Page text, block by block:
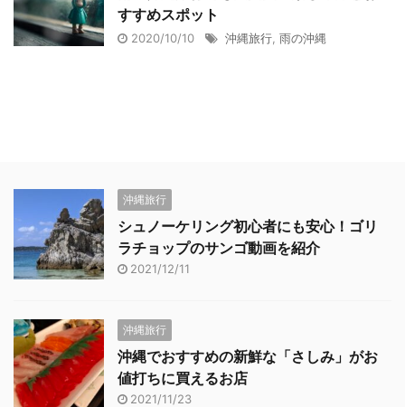
すすめスポット
2020/10/10 沖縄旅行 雨の沖縄
沖縄旅行
シュノーケリング初心者にも安心！ゴリ
ラチョップのサンゴ動画を紹介
2021/12/11
沖縄旅行
沖縄でおすすめの新鮮な「さしみ」がお
値打ちに買えるお店
2021/11/23